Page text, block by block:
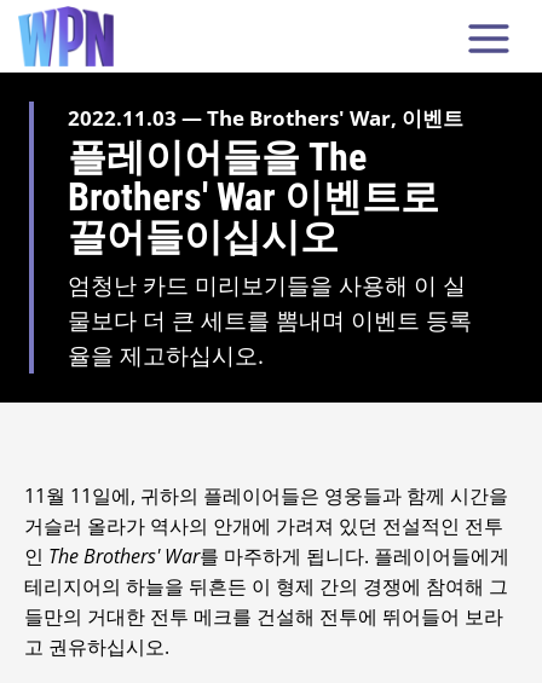
2022.11.03 — The Brothers' War, 이벤트
플레이어들을 The
Brothers' War 이벤트로
끌어들이십시오
엄청난 카드 미리보기들을 사용해 이 실
물보다 더 큰 세트를 뽐내며 이벤트 등록
율을 제고하십시오.
11월 11일에, 귀하의 플레이어들은 영웅들과 함께 시간을
거슬러 올라가 역사의 안개에 가려져 있던 전설적인 전투
인 The Brothers' War를 마주하게 됩니다. 플레이어들에게
테리지어의 하늘을 뒤흔든 이 형제 간의 경쟁에 참여해 그
들만의 거대한 전투 메크를 건설해 전투에 뛰어들어 보라
고 권유하십시오.